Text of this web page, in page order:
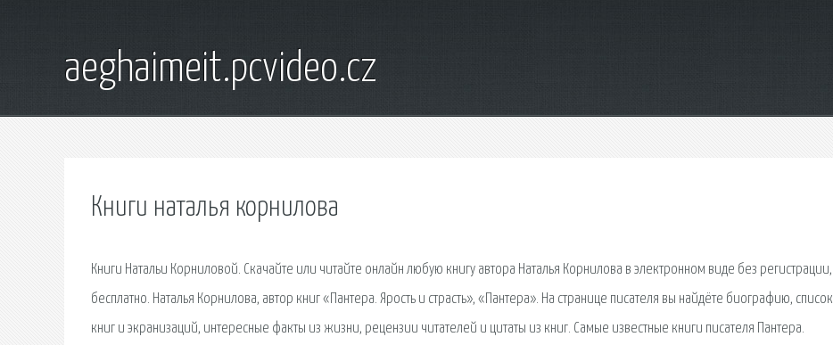
aeghaimeit.pcvideo.cz
Книги наталья корнилова
Книги Натальи Корниловой. Скачайте или читайте онлайн любую книгу автора Наталья Корнилова в электронном виде без регистрации,
бесплатно. Наталья Корнилова, автор книг «Пантера. Ярость и страсть», «Пантера». На странице писателя вы найдёте биографию, список
книг и экранизаций, интересные факты из жизни, рецензии читателей и цитаты из книг. Самые известные книги писателя Пантера.